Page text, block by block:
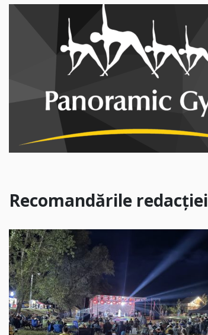
Recomandările redacției